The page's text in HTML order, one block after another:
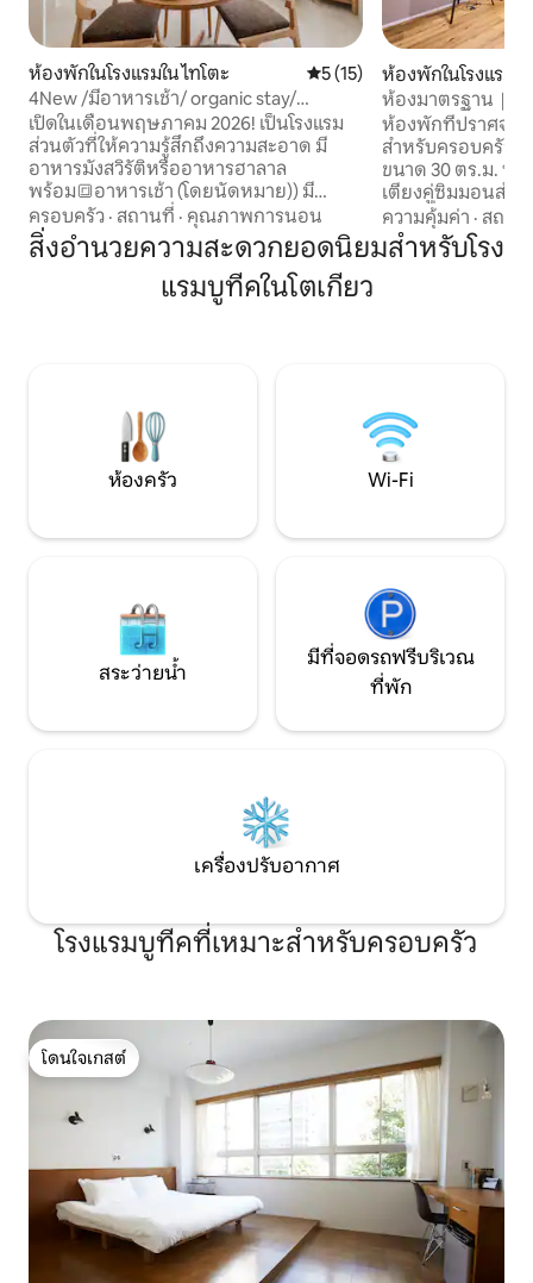
ห้องพักในโรงแรมใน ไทโตะ คะแนนเฉลี่ย 5 จาก 5, 15 รีวิว
5 (15)
4New /มีอาหารเช้า/ organic stay/
โตเกียว/1 นาทีถึงอาซากุสะ/สกายทรี/มี
คาเฟ่/MAX 4 คน
เปิดในเดือนพฤษภาคม 2026! เป็นโรงแรม
ส่วนตัวที่ให้ความรู้สึกถึงความสะอาด มี
อาหารมังสวิรัติหรืออาหารฮาลาล
พร้อม🔳อาหารเช้า (โดยนัดหมาย)) มี
อาหารเช้า 8:30 น. - 10:30 น. 🔳 คุณ
สามารถเดินทางไปที่โรงแรมได้โดยตรงจาก
ทั้งสนามบินนาริตะและสนามบินฮาเนดะ
ที่🔳ชั้น 1 มีร้าน Delica Festival ที่ใช้วัตถุดิบ
ออร์แกนิกและปราศจากสารเติมแต่ง มีทั้ง
วัฒนธรรมงานฝีมือ สะดวกสำหรับการเที่ยว
ชมสถานที่และการเข้าพักระยะยาว แม้ว่าจะ
ตั้งอยู่ห่างจากอาซากุสะเพียง 1 นาทีโดย
รถไฟ แต่คุณก็สามารถเพลิดเพลินกับการ
🔳เฟอร์นิเจอร์ เครื่องใช้ไฟฟ้า และเครื่อง
ฝ้ายออร์แกนิก 🔳 ออกแบบโดยมีเพียงห้อง
เดียวต่อชั้น ให้มีพื้นที่ส่วนตัวที่พิเศษ 🔳 มี
กาแฟออร์แกนิก ชาญี่ปุ่นออร์แกนิก ฯลฯ ให้
บริการฟรีในห้องพัก 🔳 ขนาดห้อง 38 ตร.ม.
เรามุ่งมั่นที่จะต้อนรับผู้เข้าพักอย่างอบอุ่น
ครอบครัว · สถานที่ · คุณภาพการนอน
ห้องพักในโรงแรมใ
ห้องมาตรฐาน｜เข้
จูกุ｜คางุระซากะ
ห้องพักที่ปราศจาก
สำหรับครอบครัวห
ขนาด 30 ตร.ม. น
เตียงคู่ซิมมอนส์ 2
ฟรี เครื่องปรับอาก
เครื่องฟอกอากาศ
เป่าผม ห้องน้ำมีแ
Fire TV Stick
ความคุ้มค่า · สถาน
สิ่งอำนวยความสะดวกยอดนิยมสำหรับโรง
แรมบูทีคในโตเกียว
ห้องครัว Wi-Fi
สระว่ายน้ำ
มีที่จอดรถฟรีบริเวณ
ที่พัก
เครื่องปรับอากาศ
โรงแรมบูทีคที่เหมาะสำหรับครอบครัว
โดนใจเกสต์
โดนใจเกสต์